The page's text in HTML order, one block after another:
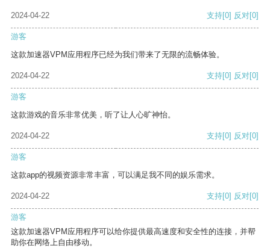
2024-04-22 支持[0] 反对[0]
游客
这款加速器VPM应用程序已经为我们带来了无限的流畅体验。
2024-04-22 支持[0] 反对[0]
游客
这款游戏的音乐非常优美，听了让人心旷神怡。
2024-04-22 支持[0] 反对[0]
游客
这款app的视频资源非常丰富，可以满足我不同的娱乐需求。
2024-04-22 支持[0] 反对[0]
游客
这款加速器VPM应用程序可以给你提供最高速度和安全性的连接，并帮
助你在网络上自由移动。